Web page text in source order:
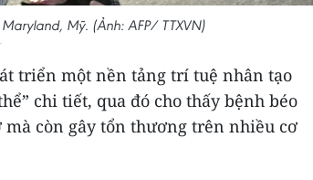
Mỹ. (Ảnh: AFP/ TTXVN)
triển một nền tảng trí tuệ nhân tạo
chi tiết, qua đó cho thấy bệnh béo
còn gây tổn thương trên nhiều cơ